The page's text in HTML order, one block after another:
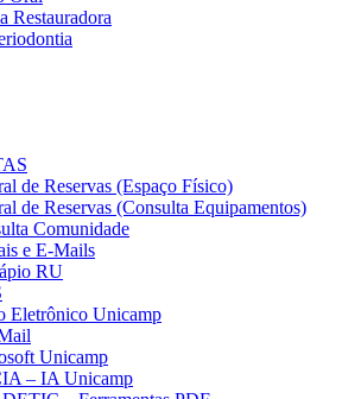
Restauradora
de Reservas (Espaço Físico)
de Reservas (Consulta Equipamentos)
Comunidade
e E-Mails
RU
Eletrônico Unicamp
Unicamp
– IA Unicamp